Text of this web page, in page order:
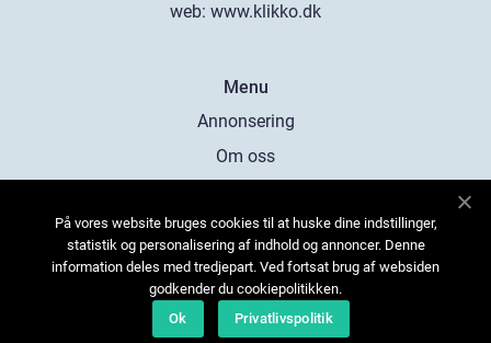
web: www.klikko.dk
Menu
Annonsering
Om oss
Kontakta oss
Sitemap
På vores website bruges cookies til at huske dine indstillinger,
statistik og personalisering af indhold og annoncer. Denne
information deles med tredjepart. Ved fortsat brug af websiden
godkender du cookiepolitikken.
Ok
Privatlivspolitik